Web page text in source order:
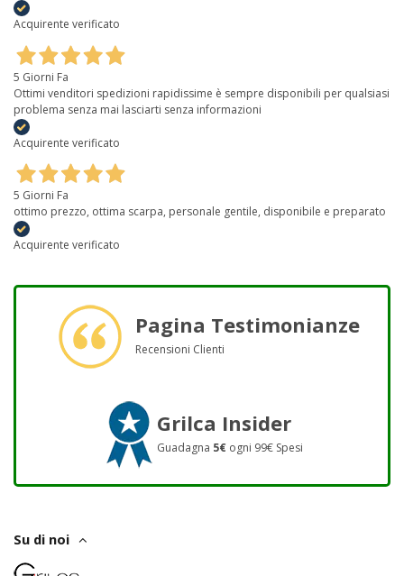
Acquirente verificato
5 Giorni Fa
Ottimi venditori spedizioni rapidissime è sempre disponibili per qualsiasi
problema senza mai lasciarti senza informazioni
Acquirente verificato
5 Giorni Fa
ottimo prezzo, ottima scarpa, personale gentile, disponibile e preparato
Acquirente verificato
Pagina Testimonianze
Recensioni Clienti
Grilca Insider
Guadagna 5€ ogni 99€ Spesi
Su di noi